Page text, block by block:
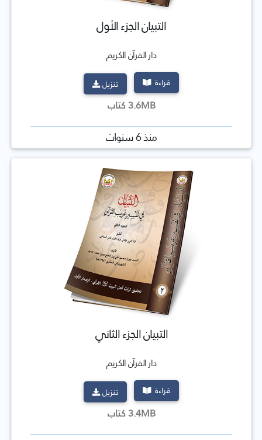
التبيان الجزء الأول
دار القرآن الكريم
قراءة تنزيل
3.6MB كتاب
منذ 6 سنوات
التبيان الجزء الثاني
دار القرآن الكريم
قراءة تنزيل
3.4MB كتاب